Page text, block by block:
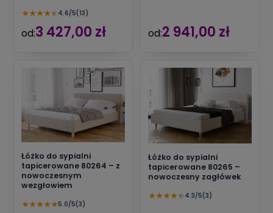
★★★★★ 4.6/5(13)
od:3 427,00 zł od:2 941,00 zł
Łóżko do sypialni
tapicerowane 80264 – z
nowoczesnym
wezgłowiem
★★★★★5.0/5(3)
Łóżko do sypialni
tapicerowane 80265 –
nowoczesny zagłówek
★★★★★ 4.3/5(3)